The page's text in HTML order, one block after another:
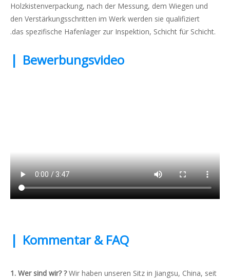
Holzkistenverpackung, nach der Messung, dem Wiegen und
den Verstärkungsschritten im Werk werden sie qualifiziert
.das spezifische Hafenlager zur Inspektion, Schicht für Schicht.
| Bewerbungsvideo
| Kommentar & FAQ
1. Wer sind wir? ?Wir haben unseren Sitz in Jiangsu, China, seit